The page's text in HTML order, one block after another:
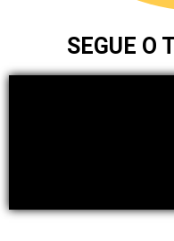
SEGUE O